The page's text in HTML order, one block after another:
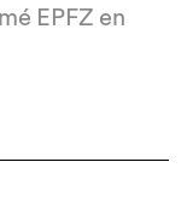
EPFZ en